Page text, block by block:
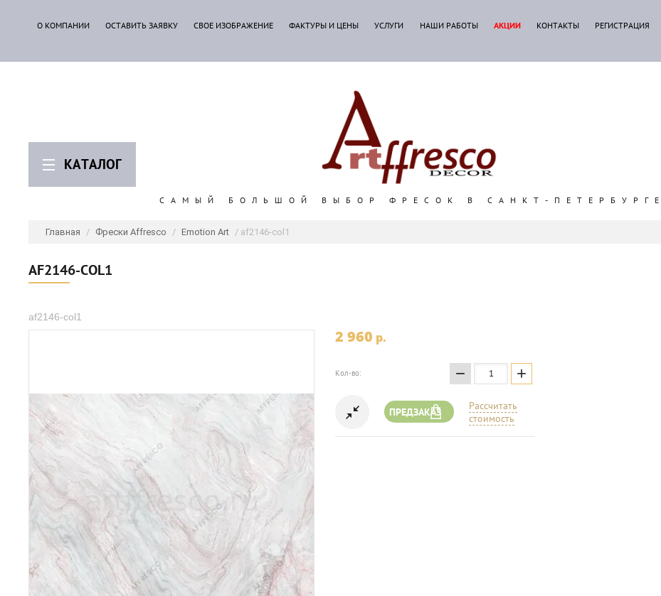
КАТАЛОГ
О КОМПАНИИ ОСТАВИТЬ ЗАЯВКУ СВОЕ ИЗОБРАЖЕНИЕ ФАКТУРЫ И ЦЕНЫ УСЛУГИ НАШИ РАБОТЫ АКЦИИ КОНТАКТЫ РЕГИСТРАЦИЯ
САМЫЙ БОЛЬШОЙ ВЫБОР ФРЕСОК В САНКТ-ПЕТЕРБУРГЕ
Главная / Фрески Affresco / Emotion Art / af2146-col1
AF2146-COL1
af2146-col1
2 960 p.
Кол-во: − +
ПРЕДЗАКАЗ
Рассчитать
стоимость